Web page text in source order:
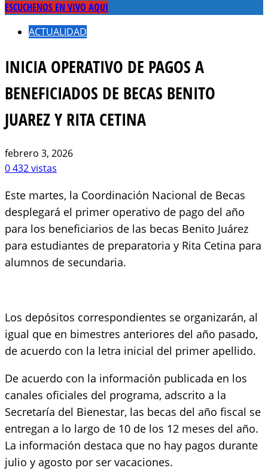
ESCUCHENOS EN VIVO AQUI
ACTUALIDAD
INICIA OPERATIVO DE PAGOS A
BENEFICIADOS DE BECAS BENITO
JUAREZ Y RITA CETINA
febrero 3, 2026
0432 vistas
Este martes, la Coordinación Nacional de Becas
desplegará el primer operativo de pago del año
para los beneficiarios de las becas Benito Juárez
para estudiantes de preparatoria y Rita Cetina para
alumnos de secundaria.
Los depósitos correspondientes se organizarán, al
igual que en bimestres anteriores del año pasado,
de acuerdo con la letra inicial del primer apellido.
De acuerdo con la información publicada en los
canales oficiales del programa, adscrito a la
Secretaría del Bienestar, las becas del año fiscal se
entregan a lo largo de 10 de los 12 meses del año.
La información destaca que no hay pagos durante
julio y agosto por ser vacaciones.